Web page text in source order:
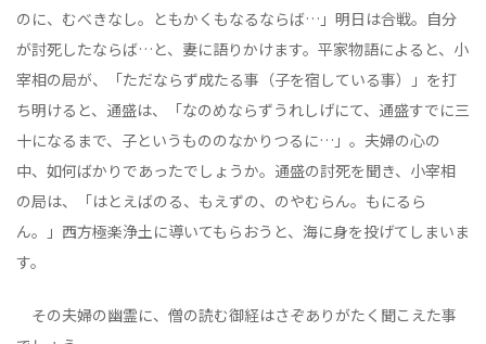
のに、むべきなし。ともかくもなるならば…」明日は合戦。自分
が討死したならば…と、妻に語りかけます。平家物語によると、小
宰相の局が、「ただならず成たる事（子を宿している事）」を打
ち明けると、通盛は、「なのめならずうれしげにて、通盛すでに三
十になるまで、子というもののなかりつるに…」。夫婦の心の
中、如何ばかりであったでしょうか。通盛の討死を聞き、小宰相
の局は、「はとえばのる、もえずの、のやむらん。もにるら
ん。」西方極楽浄土に導いてもらおうと、海に身を投げてしまいま
す。
その夫婦の幽霊に、僧の読む御経はさぞありがたく聞こえた事